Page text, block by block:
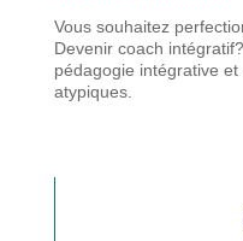
Vous souhaitez
Devenir coach intégratif?
pédagogie intégrative
atypiques.